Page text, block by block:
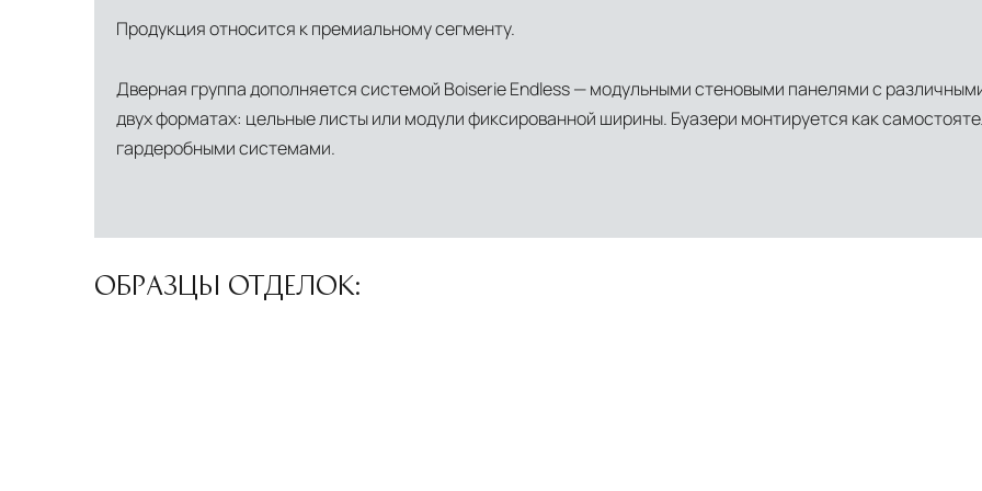
Продукция относится к премиальному сегменту.
Дверная группа дополняется системой Boiserie Endless — модульными стеновыми панелями с
двух форматах: цельные листы или модули фиксированной ширины. Буазери монтируется как
гардеробными системами.
ОБРАЗЦЫ ОТДЕЛОК: